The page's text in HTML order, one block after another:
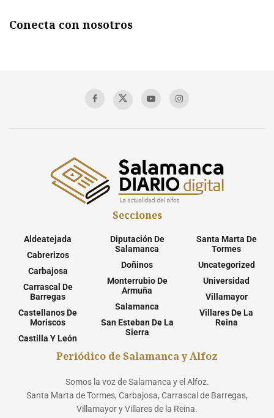
Conecta con nosotros
Secciones
Aldeatejada
Cabrerizos
Carbajosa
Carrascal De
Barregas
Castellanos De
Moriscos
Castilla Y León
Diputación De
Salamanca
Doñinos
Monterrubio De
Armuña
Salamanca
San Esteban De La
Sierra
Santa Marta De
Tormes
Uncategorized
Universidad
Villamayor
Villares De La
Reina
Periódico de Salamanca y Alfoz
Somos la voz de Salamanca y el Alfoz.
Santa Marta de Tormes, Carbajosa, Carrascal de Barregas,
Villamayor y Villares de la Reina.